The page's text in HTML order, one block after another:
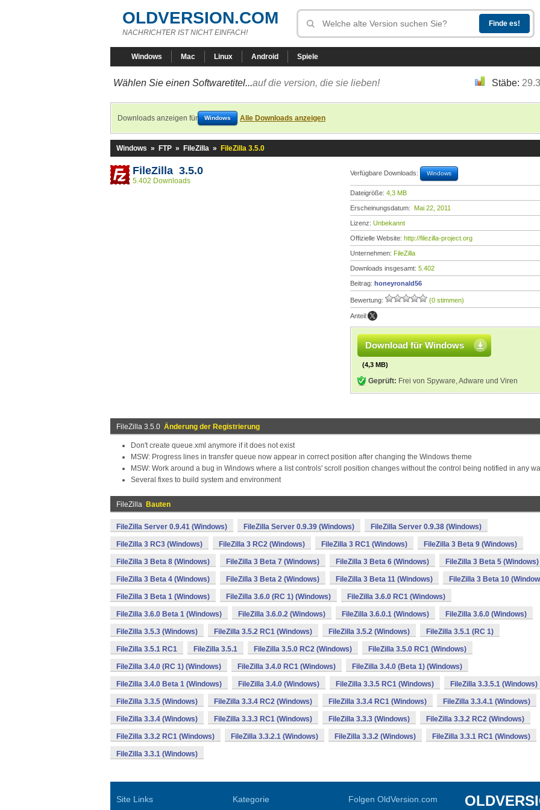
OLDVERSION.COM
NACHRICHTER IST NICHT EINFACH!
Windows Mac Linux Android Spiele
Wählen Sie einen Softwaretitel...auf die version, die sie lieben! Stäbe:
Downloads anzeigen für Windows Alle Downloads anzeigen
Windows » FTP » FileZilla » FileZilla 3.5.0
FileZilla 3.5.0
5.402 Downloads
Verfügbare Downloads: Windows
Dateigröße: 4,3 MB
Erscheinungsdatum: Mai 22, 2011
Lizenz: Unbekannt
Offizielle Website: http://filezilla-project.org
Unternehmen: FileZilla
Downloads insgesamt: 5.402
Beitrag: honeyronald56
Bewertung: (0 stimmen)
Anteil:
Download für Windows
(4,3 MB)
Geprüft: Frei von Spyware, Adware und Viren
FileZilla 3.5.0 Änderung der Registrierung
Don't create queue.xml anymore if it does not exist
MSW: Progress lines in transfer queue now appear in correct position after changing the Windows theme
MSW: Work around a bug in Windows where a list controls' scroll position changes without the control being notified in any
Several fixes to build system and environment
FileZilla Bauten
FileZilla Server 0.9.41 (Windows) FileZilla Server 0.9.39 (Windows) FileZilla Server 0.9.38 (Windows)
FileZilla 3 RC3 (Windows) FileZilla 3 RC2 (Windows) FileZilla 3 RC1 (Windows) FileZilla 3 Beta 9 (Windows)
FileZilla 3 Beta 8 (Windows) FileZilla 3 Beta 7 (Windows) FileZilla 3 Beta 6 (Windows) FileZilla 3 Beta 5 (Windows)
FileZilla 3 Beta 4 (Windows) FileZilla 3 Beta 2 (Windows) FileZilla 3 Beta 11 (Windows) FileZilla 3 Beta 10
FileZilla 3 Beta 1 (Windows) FileZilla 3.6.0 (RC 1) (Windows) FileZilla 3.6.0 RC1 (Windows)
FileZilla 3.6.0 Beta 1 (Windows) FileZilla 3.6.0.2 (Windows) FileZilla 3.6.0.1 (Windows) FileZilla 3.6.0 (Windows)
FileZilla 3.5.3 (Windows) FileZilla 3.5.2 RC1 (Windows) FileZilla 3.5.2 (Windows) FileZilla 3.5.1 (RC 1)
FileZilla 3.5.1 RC1 FileZilla 3.5.1 FileZilla 3.5.0 RC2 (Windows) FileZilla 3.5.0 RC1 (Windows)
FileZilla 3.4.0 (RC 1) (Windows) FileZilla 3.4.0 RC1 (Windows) FileZilla 3.4.0 (Beta 1) (Windows)
FileZilla 3.4.0 Beta 1 (Windows) FileZilla 3.4.0 (Windows) FileZilla 3.3.5 RC1 (Windows) FileZilla 3.3.5.1 (Windows)
FileZilla 3.3.5 (Windows) FileZilla 3.3.4 RC2 (Windows) FileZilla 3.3.4 RC1 (Windows) FileZilla 3.3.4.1 (Windows)
FileZilla 3.3.4 (Windows) FileZilla 3.3.3 RC1 (Windows) FileZilla 3.3.3 (Windows) FileZilla 3.3.2 RC2 (Windows)
FileZilla 3.3.2 RC1 (Windows) FileZilla 3.3.2.1 (Windows) FileZilla 3.3.2 (Windows) FileZilla 3.3.1 RC1 (Windows)
FileZilla 3.3.1 (Windows)
Site Links Kategorie Folgen OldVersion.com